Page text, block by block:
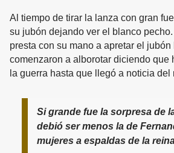
Al tiempo de tirar la lanza con gran
su jubón dejando ver el blanco
presta con su mano a apretar el
comenzaron a alborotar diciendo que
la guerra hasta que llegó a noticia del
Si grande fue la sorpresa de
debió ser menos la de
mujeres a espaldas de la